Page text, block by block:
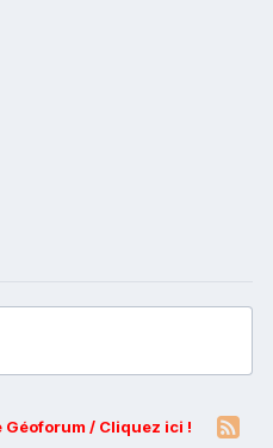
/ Cliquez ici !